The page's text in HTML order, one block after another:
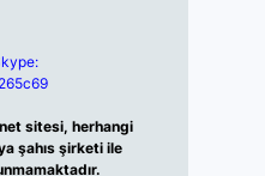
sitesi, herhangi
şahıs şirketi ile